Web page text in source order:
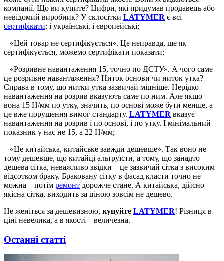
компанії. Що ви купите? Цифри, які придумав продавець або
невідомий виробник? У склосітки LATYMER є всі
сертифікати: і українські, і європейські;
– «Цей товар не сертифікується». Це неправда, ще як
сертифікується, можемо сертифікати показати;
– «Розривне навантаження 15, точно по ДСТУ». А чого саме
це розривне навантаження? Ниток основи чи ниток утка?
Справа в тому, що нитки утка зазвичай міцніше. Нерідко
навантаження на розрив вказують саме по ним. Але якщо
вона 15 Н/мм по утку, значить, по основі може бути менше, а
це вже порушення вимог стандарту. LATYMER вказує
навантаження на розрив і по основі, і по утку. І мінімальний
показник у нас не 15, а 22 Н/мм;
– «Це китайська, китайське завжди дешевше». Так воно не
тому дешевше, що китайці альтруїсти, а тому, що занадто
дешева сітка, неважливо звідки – це зазвичай сітка з високим
відсотком браку. Браковану сітку в фасад класти точно не
можна – потім ремонт дорожче стане. А китайська, дійсно
якісна сітка, виходить за ціною зовсім не дешево.
Не женіться за дешевизною, купуйте LATYMER! Різниця в
ціні невелика, а в якості – величезна.
Останні статті